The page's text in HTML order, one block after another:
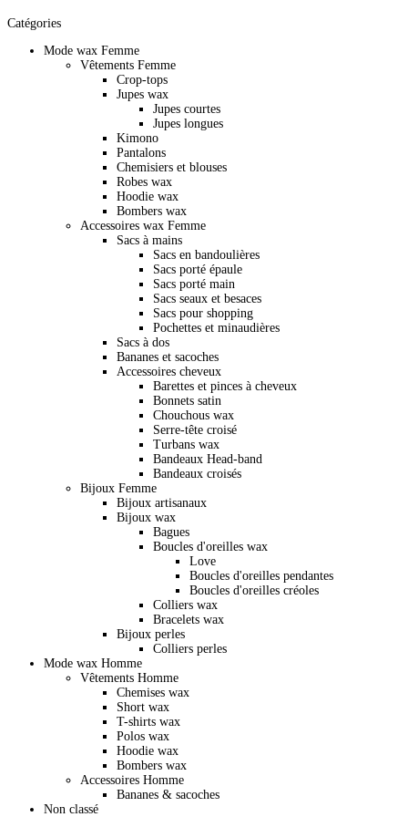
Catégories
Mode wax Femme
Vêtements Femme
Crop-tops
Jupes wax
Jupes courtes
Jupes longues
Kimono
Pantalons
Chemisiers et blouses
Robes wax
Hoodie wax
Bombers wax
Accessoires wax Femme
Sacs à mains
Sacs en bandoulières
Sacs porté épaule
Sacs porté main
Sacs seaux et besaces
Sacs pour shopping
Pochettes et minaudières
Sacs à dos
Bananes et sacoches
Accessoires cheveux
Barettes et pinces à cheveux
Bonnets satin
Chouchous wax
Serre-tête croisé
Turbans wax
Bandeaux Head-band
Bandeaux croisés
Bijoux Femme
Bijoux artisanaux
Bijoux wax
Bagues
Boucles d'oreilles wax
Love
Boucles d'oreilles pendantes
Boucles d'oreilles créoles
Colliers wax
Bracelets wax
Bijoux perles
Colliers perles
Mode wax Homme
Vêtements Homme
Chemises wax
Short wax
T-shirts wax
Polos wax
Hoodie wax
Bombers wax
Accessoires Homme
Bananes & sacoches
Non classé